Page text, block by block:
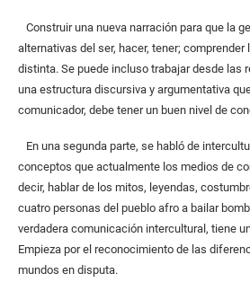
Construir una nueva narración para que la
alternativas del ser, hacer, tener; comprender
distinta. Se puede incluso trabajar desde las
una estructura discursiva y argumentativa
comunicador, debe tener un buen nivel de
En una segunda parte, se habló de
conceptos que actualmente los medios de
decir, hablar de los mitos, leyendas,
cuatro personas del pueblo afro a bailar
verdadera comunicación intercultural, tiene
Empieza por el reconocimiento de las
mundos en disputa.